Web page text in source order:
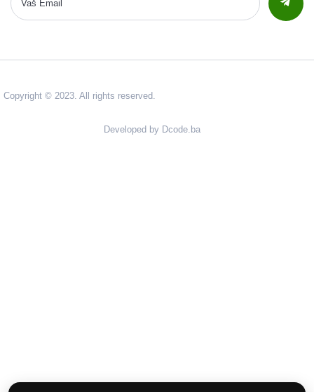
Copyright © 2023. All rights reserved.
Developed by Dcode.ba